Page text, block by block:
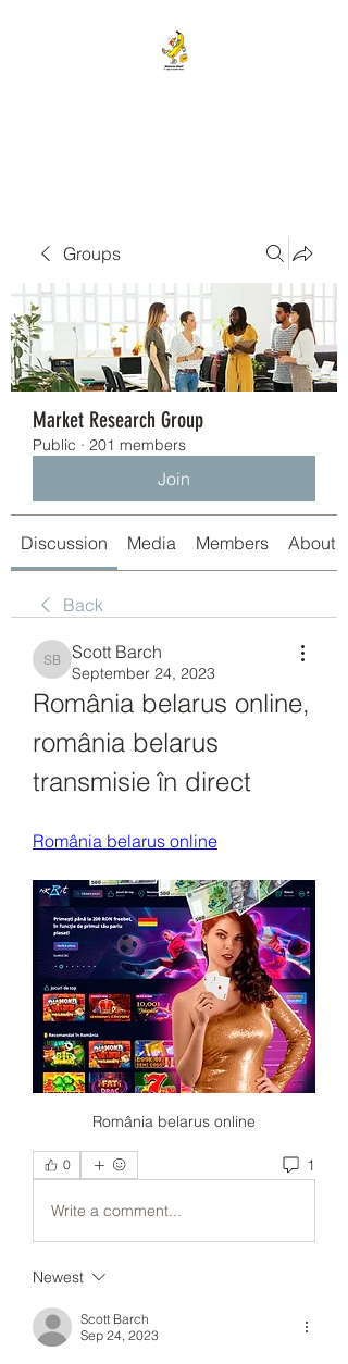
Groups
Market Research Group
Public · 201 members
Join
Discussion Media Members About
Back
Scott Barch
Scott Barch
September 24, 2023
România belarus online,
românia belarus
transmisie în direct
România belarus online
România belarus online
0 1
Write a comment...
Newest
Scott Barch
Sep 24, 2023